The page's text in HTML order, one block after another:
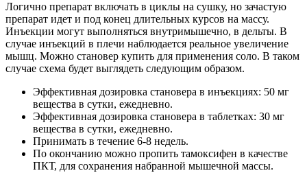
Логично препарат включать в циклы на сушку, но зачастую
препарат идет и под конец длительных курсов на массу.
Инъекции могут выполняться внутримышечно, в дельты. В
случае инъекций в плечи наблюдается реальное увеличение
мышц. Можно становер купить для применения соло. В таком
случае схема будет выглядеть следующим образом.
Эффективная дозировка становера в инъекциях: 50 мг
вещества в сутки, ежедневно.
Эффективная дозировка становера в таблетках: 30 мг
вещества в сутки, ежедневно.
Принимать в течение 6-8 недель.
По окончанию можно пропить тамоксифен в качестве
ПКТ, для сохранения набранной мышечной массы.